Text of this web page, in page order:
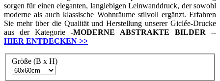
sorgen für einen eleganten, langlebigen Leinwanddruck, der sowohl
moderne als auch klassische Wohnräume stilvoll ergänzt. Erfahren
Sie mehr über die Qualität und Herstellung unserer Giclée-Drucke
aus der Kategorie -MODERNE ABSTRAKTE BILDER --
HIER ENTDECKEN >>
Größe (B x H)